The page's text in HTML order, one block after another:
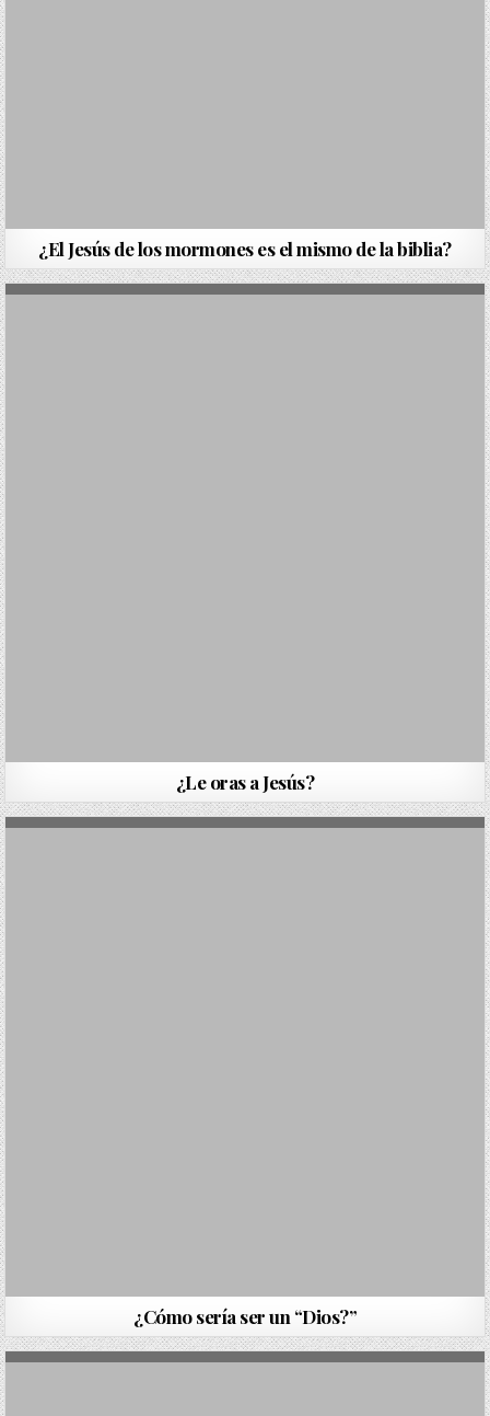
¿El Jesús de los mormones es el mismo de la biblia?
¿Le oras a Jesús?
¿Cómo sería ser un “Dios?”